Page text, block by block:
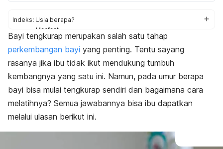
Indeks: Usia berapa?
Manfaat
Cara melatih
Jika susah tengkurap
Bayi tengkurap merupakan salah satu tahap
perkembangan bayi yang penting. Tentu sayang
rasanya jika ibu tidak ikut mendukung tumbuh
kembangnya yang satu ini. Namun, pada umur berapa
bayi bisa mulai tengkurap sendiri dan bagaimana cara
melatihnya? Semua jawabannya bisa ibu dapatkan
melalui ulasan berikut ini.